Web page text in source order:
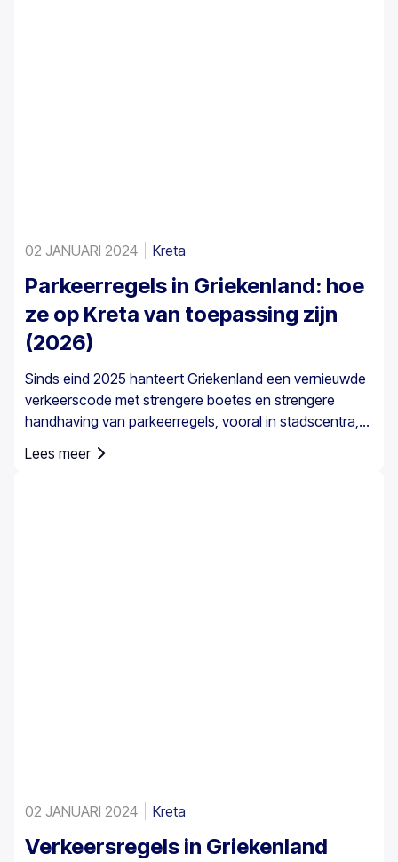
02 JANUARI 2024 Kreta
Parkeerregels in Griekenland: hoe
ze op Kreta van toepassing zijn
(2026)
Sinds eind 2025 hanteert Griekenland een vernieuwde
verkeerscode met strengere boetes en strengere
handhaving van parkeerregels, vooral in stadscentra,
havens, voetgangerszones en gereguleerde
parkeergebieden. De parkeerregels in Griekenland zijn
Lees meer
02 JANUARI 2024 Kreta
Verkeersregels in Griekenland